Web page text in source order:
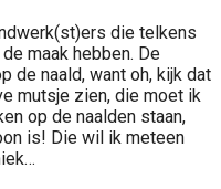
die telkens
maak hebben. De
de naald, want oh, kijk dat
mutsje zien, die moet ik
op de naalden staan,
is! Die wil ik meteen